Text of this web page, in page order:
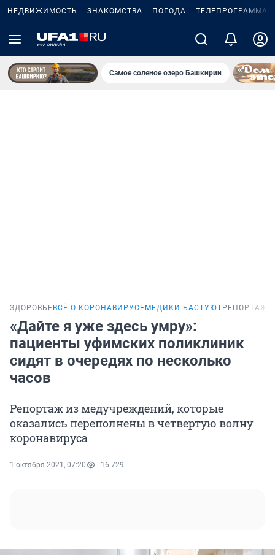
НЕДВИЖИМОСТЬ ЗНАКОМСТВА ПОГОДА ТЕЛЕПРОГРАММА
Самое соленое озеро Башкирии
ЗДОРОВЬЕ ВСЁ О КОРОНАВИРУСЕ МЕДИКИ БАСТУЮТ РЕПОРТАЖ
«Дайте я уже здесь умру»:
пациенты уфимских поликлиник
сидят в очередях по несколько
часов
Репортаж из медучреждений, которые
оказались переполнены в четвертую волну
коронавируса
1 октября 2021, 07:20 16 729